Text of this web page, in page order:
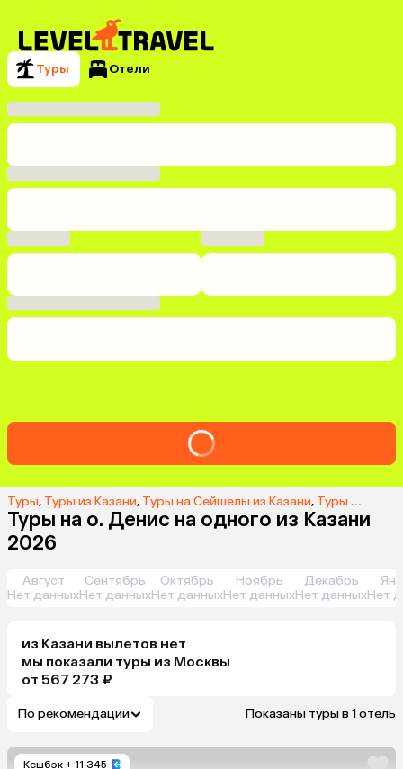
Туры Отели
Туры, Туры из Казани, Туры на Сейшелы из Казани, Туры на о. Денис из Казани
Туры на о. Денис на одного из Казани
2026
Август
Нет данных
Сентябрь
Нет данных
Октябрь
Нет данных
Ноябрь
Нет данных
Декабрь
Нет данныхНет
из Казани вылетов нет
мы показали туры из Москвы
от 567 273 ₽
По рекомендации Показаны туры в 1 отель
Кешбэк + 11 345